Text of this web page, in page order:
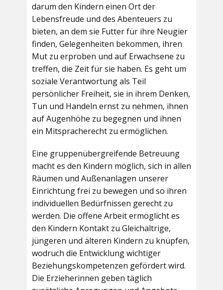
darum den Kindern einen Ort der
Lebensfreude und des Abenteuers zu
bieten, an dem sie Futter für ihre Neugier
finden, Gelegenheiten bekommen, ihren
Mut zu erproben und auf Erwachsene zu
treffen, die Zeit für sie haben. Es geht um
soziale Verantwortung als Teil
persönlicher Freiheit, sie in ihrem Denken,
Tun und Handeln ernst zu nehmen, ihnen
auf Augenhöhe zu begegnen und ihnen
ein Mitspracherecht zu ermöglichen.
Eine gruppenübergreifende Betreuung
macht es den Kindern möglich, sich in allen
Räumen und Außenanlagen unserer
Einrichtung frei zu bewegen und so ihren
individuellen Bedürfnissen gerecht zu
werden. Die offene Arbeit ermöglicht es
den Kindern Kontakt zu Gleichaltrige,
jüngeren und älteren Kindern zu knüpfen,
wodruch die Entwicklung wichtiger
Beziehungskompetenzen gefördert wird.
Die Erzieherinnen geben täglich